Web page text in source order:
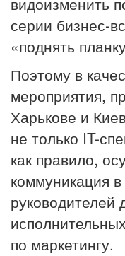
серии бизнес-
«поднять
Поэтому в
мероприятия,
Харькове и
не только IT-
как правило,
коммуникация
руководителей
по маркетингу.